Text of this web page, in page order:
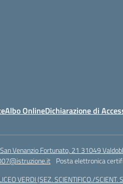
Albo OnlineDichiarazione di
Venanzio Fortunato, 21 31049
Posta elettronica
VERDI (SEZ. SCIENTIFICO./